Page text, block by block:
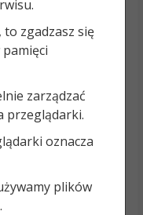
zgadzasz się
zarządzać
przeglądarki.
oznacza
plików
.